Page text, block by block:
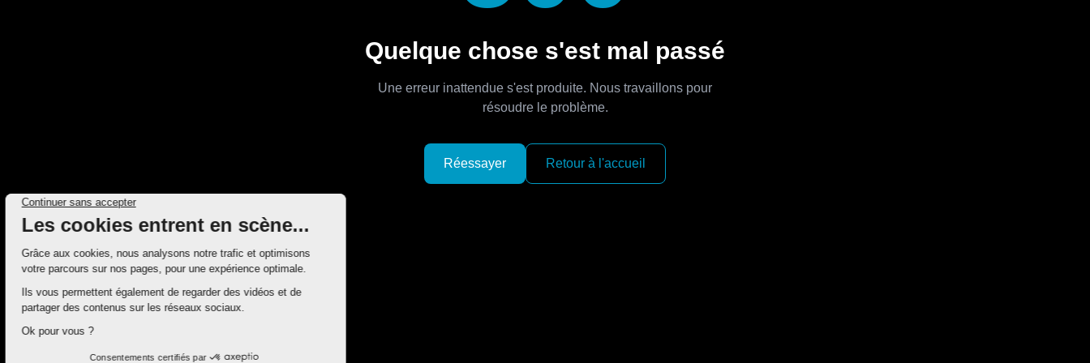
Quelque chose s'est mal passé
Une erreur inattendue s'est produite. Nous travaillons pour
résoudre le problème.
Réessayer Retour à l'accueil